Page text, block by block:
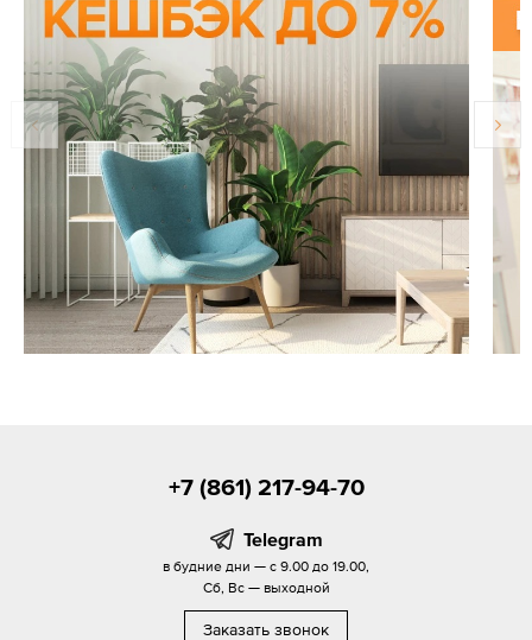
+7 (861) 217-94-70
Telegram
в будние дни — с 9.00 до 19.00,
Сб, Вс — выходной
Заказать звонок